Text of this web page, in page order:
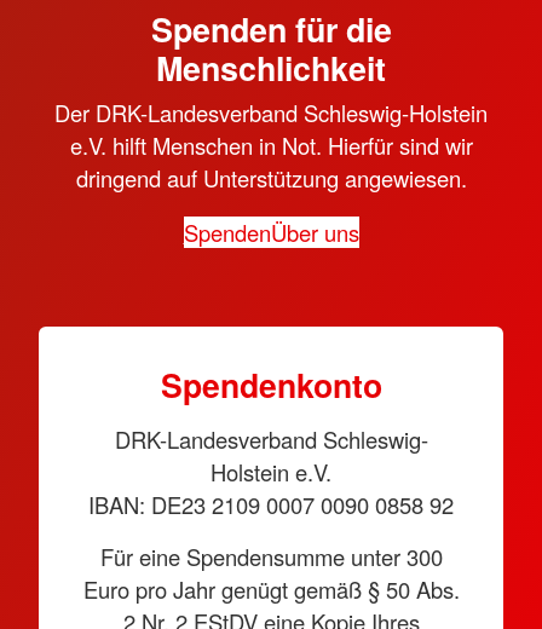
Spenden für die
Menschlichkeit
Der DRK-Landesverband Schleswig-Holstein
e.V. hilft Menschen in Not. Hierfür sind wir
dringend auf Unterstützung angewiesen.
SpendenÜber uns
Spendenkonto
DRK-Landesverband Schleswig-
Holstein e.V.
IBAN: DE23 2109 0007 0090 0858 92
Für eine Spendensumme unter 300
Euro pro Jahr genügt gemäß § 50 Abs.
2 Nr. 2 EStDV eine Kopie Ihres